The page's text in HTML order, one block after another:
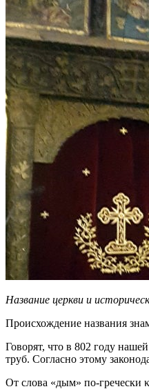
Название церкви и
Происхождение названия
Говорят, что в 802 году
труб. Согласно этому
От слова «дым» по-гречески